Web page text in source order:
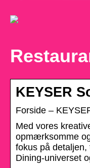
KEYSER
Forside –
Med vores
opmærksomme
fokus på
Dining-universet